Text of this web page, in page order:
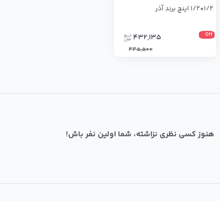
1/2*1/2 اینچ برند آذر
Off
432,135
445,500
هنوز کسی نظری نزاشته، شما اولین نفر باش!